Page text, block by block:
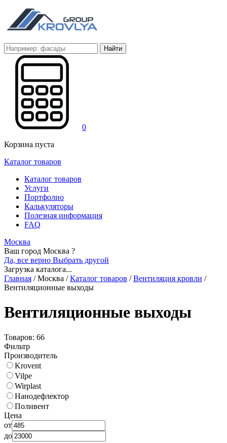
Найти
0
Корзина пуста
Каталог товаров
Каталог товаров
Услуги
Портфолио
Калькуляторы
Полезная информация
FAQ
Москва
Ваш город Москва ?
Да, все верно Выбрать другой
Загрузка каталога...
Главная /Москва / Каталог товаров / Вентиляция кровли /
Вентиляционные выходы
Вентиляционные выходы
Товаров: 66
Фильтр
Производитель
Krovent
Vilpe
Wirplast
Нанодефлектор
Поливент
Цена
от
до